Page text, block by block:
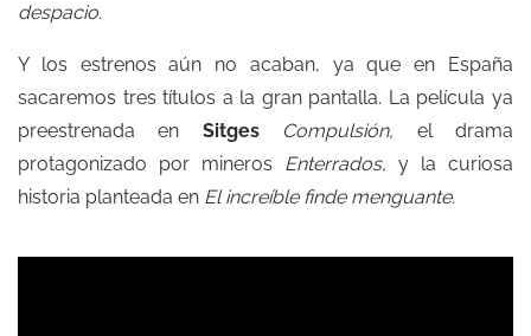
despacio.
Y los estrenos aún no acaban, ya que en España
sacaremos tres títulos a la gran pantalla. La película ya
preestrenada en Sitges Compulsión, el drama
protagonizado por mineros Enterrados, y la curiosa
historia planteada en El increíble finde menguante.